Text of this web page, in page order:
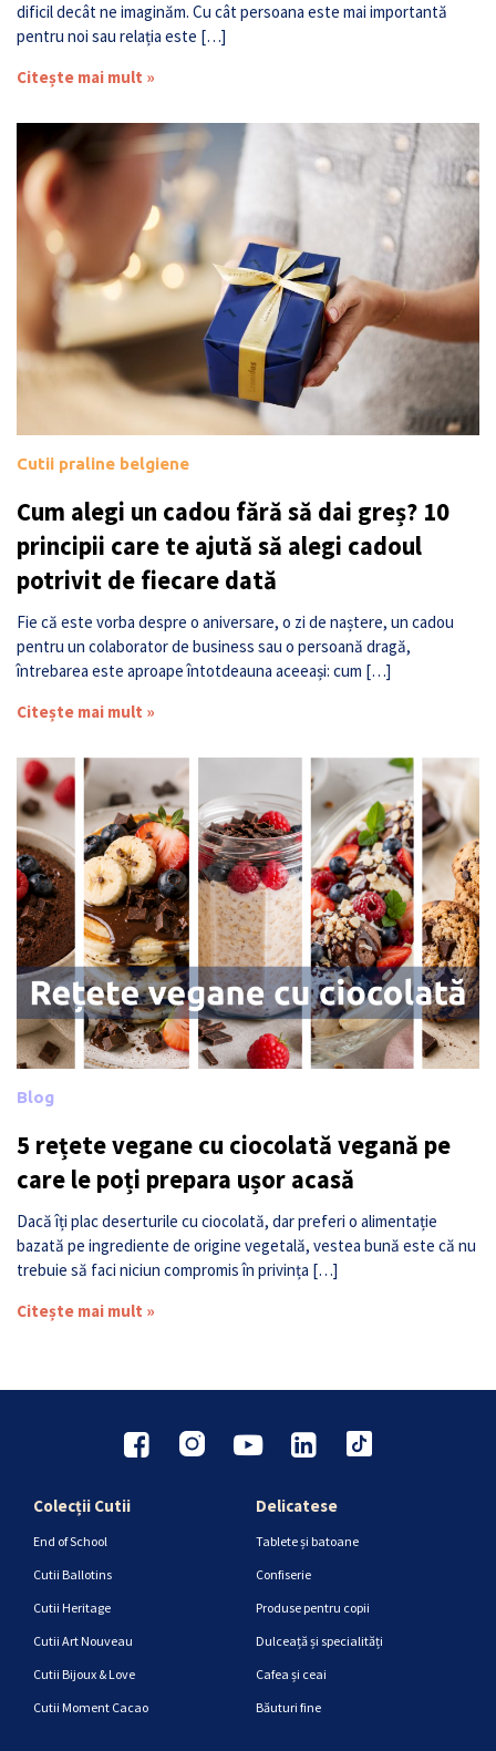
dificil decât ne imaginăm. Cu cât persoana este mai importantă
pentru noi sau relația este […]
Citește mai mult »
Cutii praline belgiene
Cum alegi un cadou fără să dai greș? 10
principii care te ajută să alegi cadoul
potrivit de fiecare dată
Fie că este vorba despre o aniversare, o zi de naștere, un cadou
pentru un colaborator de business sau o persoană dragă,
întrebarea este aproape întotdeauna aceeași: cum […]
Citește mai mult »
Blog
5 rețete vegane cu ciocolată vegană pe
care le poți prepara ușor acasă
Dacă îți plac deserturile cu ciocolată, dar preferi o alimentație
bazată pe ingrediente de origine vegetală, vestea bună este că nu
trebuie să faci niciun compromis în privința […]
Citește mai mult »
Colecții Cutii
End of School
Cutii Ballotins
Cutii Heritage
Cutii Art Nouveau
Cutii Bijoux & Love
Cutii Moment Cacao
Delicatese
Tablete și batoane
Confiserie
Produse pentru copii
Dulceață și specialități
Cafea și ceai
Băuturi fine